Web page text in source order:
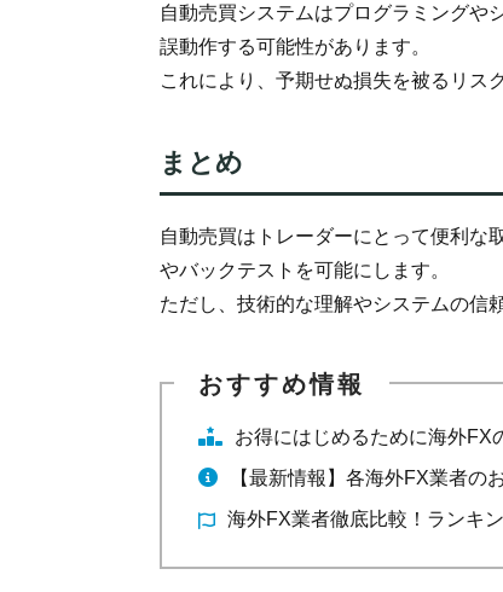
自動売買システムはプログラミングや
誤動作する可能性があります。
これにより、予期せぬ損失を被るリス
まとめ
自動売買はトレーダーにとって便利な
やバックテストを可能にします。
ただし、技術的な理解やシステムの信
お得にはじめるために海外FX
【最新情報】各海外FX業者の
海外FX業者徹底比較！ランキ